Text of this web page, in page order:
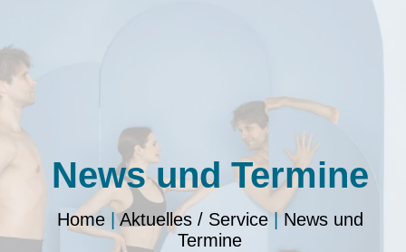
News und Termine
Home|Aktuelles / Service| News und
Termine